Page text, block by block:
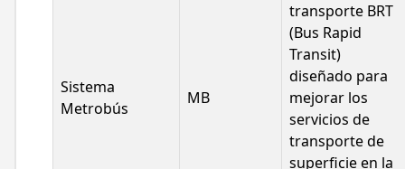
Sistema
Metrobús
MB
transporte BRT
(Bus Rapid
Transit)
diseñado para
mejorar los
servicios de
transporte de
superficie en la